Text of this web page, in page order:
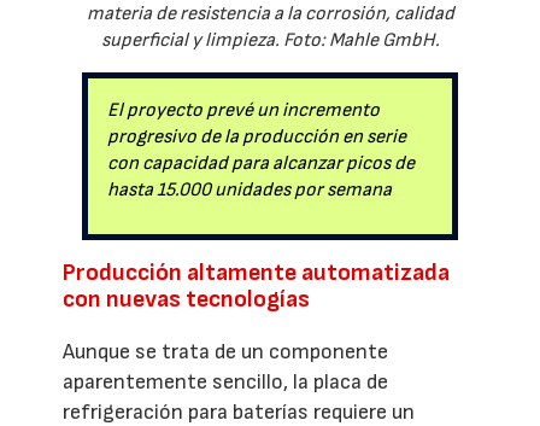
materia de resistencia a la corrosión, calidad
superficial y limpieza. Foto: Mahle GmbH.
El proyecto prevé un incremento
progresivo de la producción en serie
con capacidad para alcanzar picos de
hasta 15.000 unidades por semana
Producción altamente automatizada
con nuevas tecnologías
Aunque se trata de un componente
aparentemente sencillo, la placa de
refrigeración para baterías requiere un